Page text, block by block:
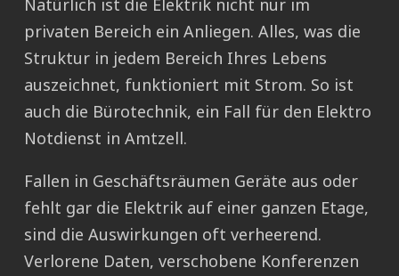
Natürlich ist die Elektrik nicht nur im
privaten Bereich ein Anliegen. Alles, was die
Struktur in jedem Bereich Ihres Lebens
auszeichnet, funktioniert mit Strom. So ist
auch die Bürotechnik, ein Fall für den Elektro
Notdienst in Amtzell.
Fallen in Geschäftsräumen Geräte aus oder
fehlt gar die Elektrik auf einer ganzen Etage,
sind die Auswirkungen oft verheerend.
Verlorene Daten, verschobene Konferenzen